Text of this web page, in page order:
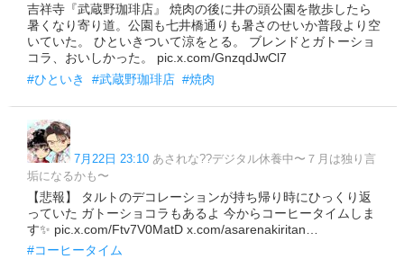
吉祥寺『武蔵野珈琲店』 焼肉の後に井の頭公園を散歩したら
暑くなり寄り道。公園も七井橋通りも暑さのせいか普段より空
いていた。 ひといきついて涼をとる。 ブレンドとガトーショ
コラ、おいしかった。 pic.x.com/GnzqdJwCl7
#ひといき
#武蔵野珈琲店 #焼肉
7月22日 23:10 あされな??デジタル休養中〜７月は独り言
垢になるかも〜
【悲報】 タルトのデコレーションが持ち帰り時にひっくり返
っていた ガトーショコラもあるよ 今からコーヒータイムしま
す✨ pic.x.com/Ftv7V0MatD x.com/asarenakiritan…
#コーヒータイム